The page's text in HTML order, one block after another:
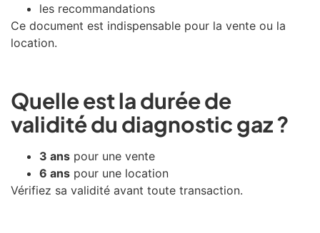
les recommandations
Ce document est indispensable pour la vente ou la
location.
Quelle est la durée de
validité du diagnostic gaz ?
3 ans pour une vente
6 ans pour une location
Vérifiez sa validité avant toute transaction.